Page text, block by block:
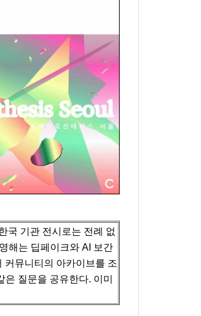
국 기관 전시로는 전례 없
해는 딥페이크와 AI 보간
커뮤니티의 아카이브를 조
질문을 공유한다. 이미